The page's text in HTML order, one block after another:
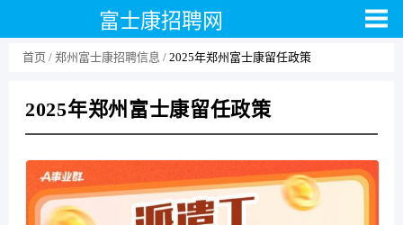
富士康招聘网
首页 郑州富士康招聘信息 2025年郑州富士康留任政策
2025年郑州富士康留任政策